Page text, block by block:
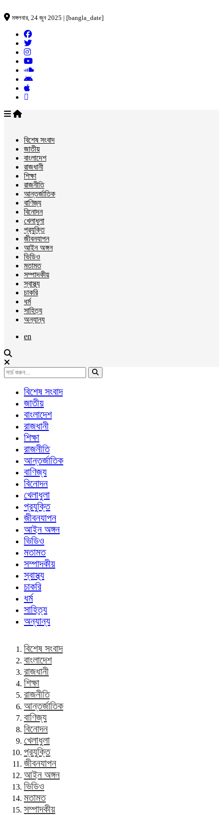
মঙ্গলবার, 24 জুন 2025 | [bangla_date]
বিশেষ সংবাদ
জাতীয়
বাংলাদেশ
রাজধানী
শিক্ষা
রাজনীতি
আন্তর্জাতিক
বাণিজ্য
বিনোদন
খেলাধুলা
প্রযুক্তি
জীবনযাপন
আইন অঙ্গন
ভিডিও
মতামত
সম্পাদকীয়
স্বাস্থ্য
চাকরি
ধর্ম
সাহিত্য
অন্যান্য
en
বিশেষ সংবাদ
জাতীয়
বাংলাদেশ
রাজধানী
শিক্ষা
রাজনীতি
আন্তর্জাতিক
বাণিজ্য
বিনোদন
খেলাধুলা
প্রযুক্তি
জীবনযাপন
আইন অঙ্গন
ভিডিও
মতামত
সম্পাদকীয়
স্বাস্থ্য
চাকরি
ধর্ম
সাহিত্য
অন্যান্য
বিশেষ সংবাদ
বাংলাদেশ
রাজধানী
শিক্ষা
রাজনীতি
আন্তর্জাতিক
বাণিজ্য
বিনোদন
খেলাধুলা
প্রযুক্তি
জীবনযাপন
আইন অঙ্গন
ভিডিও
মতামত
সম্পাদকীয়